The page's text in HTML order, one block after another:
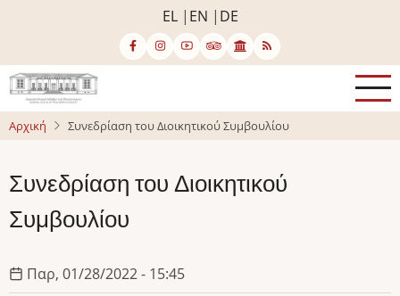
κυρίως
περιεχόμενο
EL EN DE
Αρχική Συνεδρίαση του Διοικητικού Συμβουλίου
Συνεδρίαση του Διοικητικού
Συμβουλίου
Παρ, 01/28/2022 - 15:45